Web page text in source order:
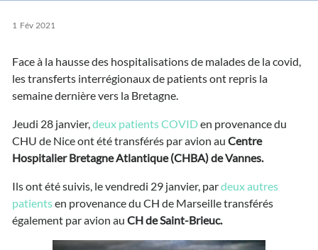
1 Fév 2021
Face à la hausse des hospitalisations de malades de la covid,
les transferts interrégionaux de patients ont repris la
semaine dernière vers la Bretagne.
Jeudi 28 janvier,deux patients COVIDen provenance du
CHU de Nice ont été transférés par avion auCentre
Hospitalier Bretagne Atlantique (CHBA) de Vannes.
Ils ont été suivis, le vendredi 29 janvier, pardeux autres
patientsen provenance du CH de Marseille transférés
également par avion auCH de Saint-Brieuc.